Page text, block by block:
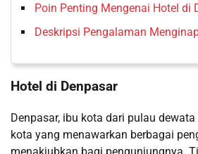
Poin Penting Mengenai Hotel di
Deskripsi Pengalaman
Hotel di Denpasar
Denpasar, ibu kota dari pulau
kota yang menawarkan berbagai